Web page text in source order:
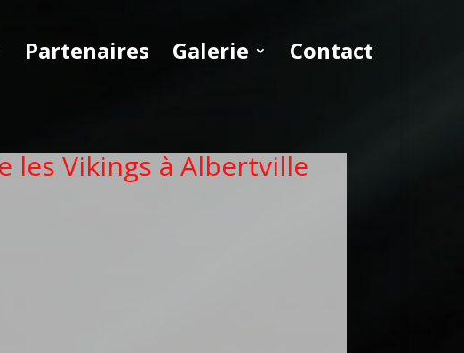
Partenaires Galerie Contact
les Vikings à Albertville